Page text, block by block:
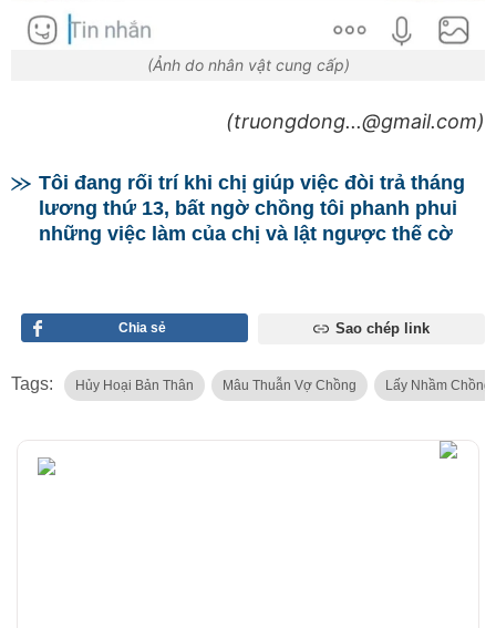
(Ảnh do nhân vật cung cấp)
(truongdong...@gmail.com)
Tôi đang rối trí khi chị giúp việc đòi trả tháng
lương thứ 13, bất ngờ chồng tôi phanh phui
những việc làm của chị và lật ngược thế cờ
Chia sẻ Sao chép link
Tags: Hủy Hoại Bản Thân Mâu Thuẫn Vợ Chồng Lấy Nhầm Chồng